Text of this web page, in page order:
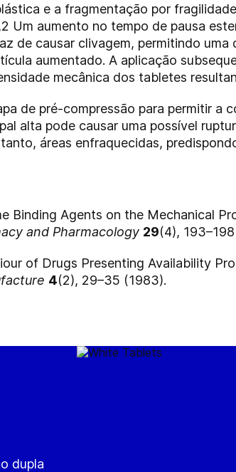
e a fragmentação por
Um aumento no tempo de pausa
de causar clivagem, permitindo uma
aumentado. A aplicação
mecânica dos tabletes
de pré-compressão para permitir a
alta pode causar uma possível
áreas enfraquecidas,
Binding Agents on the Mechanical
and Pharmacology 29(4),
of Drugs Presenting Availability
4(2), 29–35 (1983).
dupla